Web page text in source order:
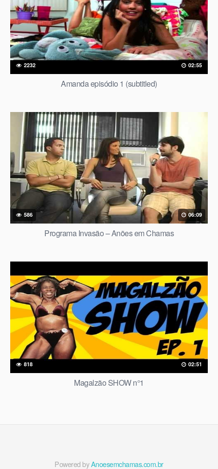
2232 02:55
Amanda episódio 1 (subtitled)
586 06:09
Programa Invasão – Anões em Chamas
818 02:51
Magalzão SHOW n°1
Powered byAnoesemchamas.com.br